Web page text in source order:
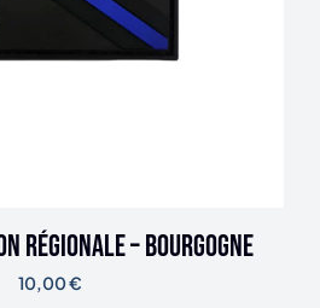
Régionale – Bourgogne
10,00€